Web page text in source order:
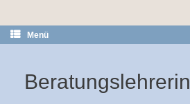
Menü
Beratungslehrerin